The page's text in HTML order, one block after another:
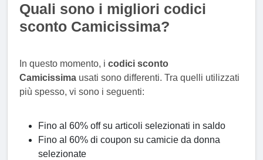
Quali sono i migliori codici
sconto Camicissima?
In questo momento, i codici sconto
Camicissima usati sono differenti. Tra quelli utilizzati
più spesso, vi sono i seguenti:
Fino al 60% off su articoli selezionati in saldo
Fino al 60% di coupon su camicie da donna
selezionate